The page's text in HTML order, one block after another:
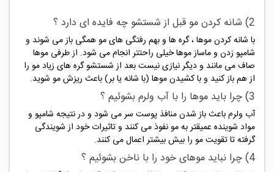
2) شانه کردن مو قبل از شستشو چه فایده ای دارد ؟
با شانه کردن موها ، گره ها و بهم رفتگی های مو همگی باز می شوند و
شامپو زدن و ماساز موها خیلی راحتتر انجام می شود. از طرفی موها
صاف می مانند و دیگر نیازی نیست بعد از شستشو گره های زیاد مو را
از هم باز کنید و با کشیدن موها (با شانه یا بر) باعث ریزش مو شوید.
3) چرا باید موها را با آب ولرم بشوئیم ؟
آب ولرم باعث باز شدن منافذ پوست سر می شود و در نتیجه شامپو و
مواد شوینده عمیقتر به مو نفوذ می کنند و تاثیرات خود از شویندگی
گرفته تاتقویت مو را بیش بیشتر اعمال می کنند.
4) چرا نباید موهای خود را با ناخن بشوئیم ؟